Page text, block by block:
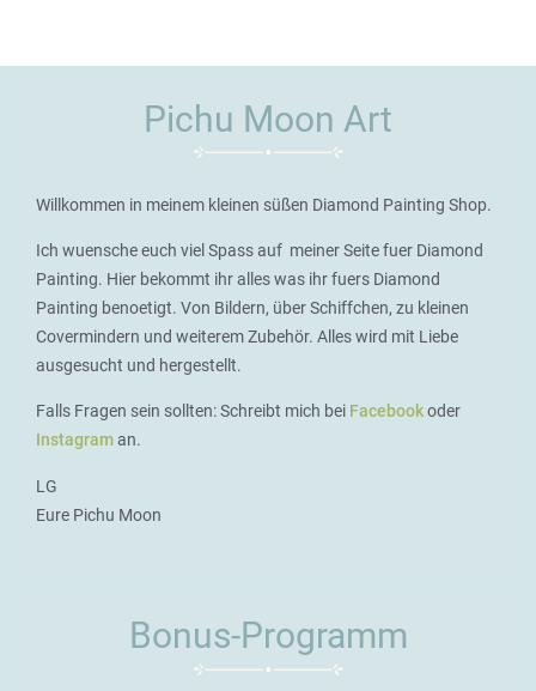
Pichu Moon Art
Willkommen in meinem kleinen süßen Diamond Painting Shop.
Ich wuensche euch viel Spass auf meiner Seite fuer Diamond
Painting. Hier bekommt ihr alles was ihr fuers Diamond
Painting benoetigt. Von Bildern, über Schiffchen, zu kleinen
Covermindern und weiterem Zubehör. Alles wird mit Liebe
ausgesucht und hergestellt.
Falls Fragen sein sollten: Schreibt mich bei Facebookoder
Instagraman.
LG
Eure Pichu Moon
Bonus-Programm